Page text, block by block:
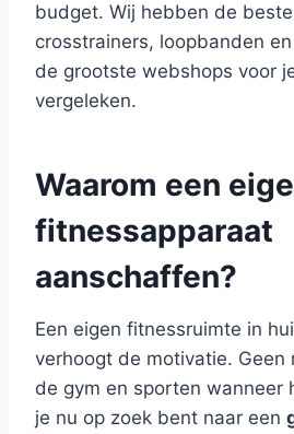
budget. Wij hebben de
crosstrainers, loopbanden
de grootste webshops voor
vergeleken.
Waarom een
fitnessapparaat
aanschaffen?
Een eigen fitnessruimte in
verhoogt de motivatie. Geen
de gym en sporten wanneer
je nu op zoek bent naar een